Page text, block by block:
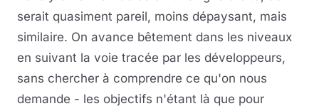
serait quasiment pareil, moins dépaysant, mais
similaire. On avance bêtement dans les niveaux
en suivant la voie tracée par les développeurs,
sans chercher à comprendre ce qu'on nous
demande - les objectifs n'étant là que pour